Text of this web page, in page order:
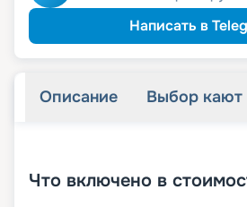
Написать в
Описание Выбор кают
Что включено в